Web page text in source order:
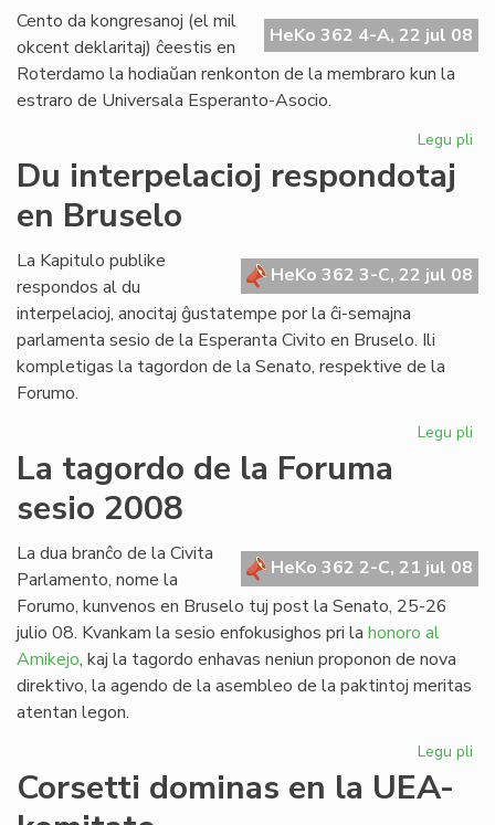
HeKo 362 4-A, 22 jul 08
Cento da kongresanoj (el mil
okcent deklaritaj) ĉeestis en
Roterdamo la hodiaŭan renkonton de la membraro kun la
estraro de Universala Esperanto-Asocio.
Legu pli
Du interpelacioj respondotaj
en Bruselo
HeKo 362 3-C, 22 jul 08
La Kapitulo publike
respondos al du
interpelacioj, anocitaj ĝustatempe por la ĉi-semajna
parlamenta sesio de la Esperanta Civito en Bruselo. Ili
kompletigas la tagordon de la Senato, respektive de la
Forumo.
Legu pli
La tagordo de la Foruma
sesio 2008
HeKo 362 2-C, 21 jul 08
La dua branĉo de la Civita
Parlamento, nome la
Forumo, kunvenos en Bruselo tuj post la Senato, 25-26
julio 08. Kvankam la sesio enfokusighos pri la honoro al
Amikejo, kaj la tagordo enhavas neniun proponon de nova
direktivo, la agendo de la asembleo de la paktintoj meritas
atentan legon.
Legu pli
Corsetti dominas en la UEA-